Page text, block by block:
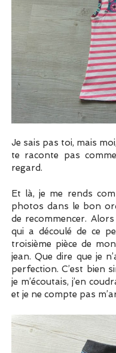
Je sais pas toi, mais
te raconte pas
regard.
Et là, je me rends
photos dans le bon
de recommencer.
qui a découlé de ce
troisième pièce de
jean. Que dire que je
perfection. C’est bien
je m’écoutais, j’en
et je ne compte pas